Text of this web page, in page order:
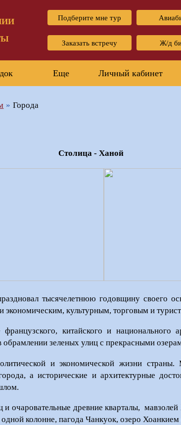
Подберите мне тур
Заказать встречу Ж/д
Еще Личный кабинет
Города
Столица - Ханой
тысячелетнюю годовщину своего
и экономическим, культурным, торговым и
китайского и национального
зеленых улиц с прекрасными
и экономической жизни страны.
а исторические и архитектурные
очаровательные древние кварталы,
колонне, пагода Чанкуок, озеро